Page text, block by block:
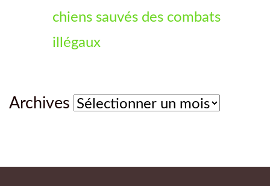
chiens sauvés des combats
illégaux
Archives Archives